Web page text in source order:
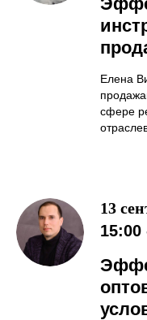
Елена
сфере
13
15:00